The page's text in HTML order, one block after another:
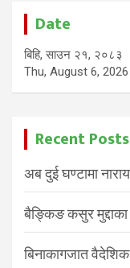
Date
बिहि, साउन २१, २०८३
Thu, August 6, 2026
Recent Posts
अब दुई घण्टामा
बैङ्किङ कसुर मुद्दाका
बिनाकागजात वैदेशिक